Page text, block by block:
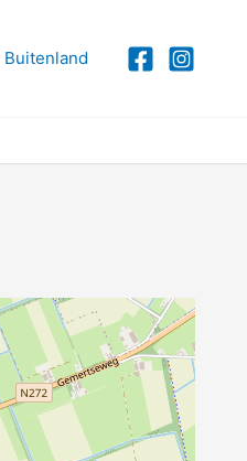
Buitenland